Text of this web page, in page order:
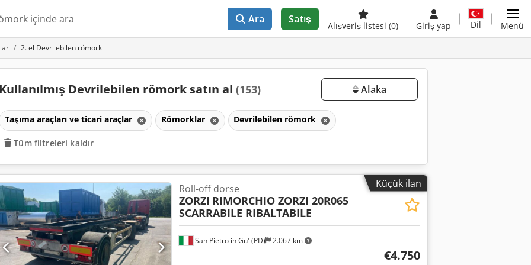
Ara Satış
Alışveriş listesi (0) Giriş yap Dil Menü
2. el Devrilebilen römork
Kullanılmış Devrilebilen römork satın al (153) Alaka
Taşıma araçları ve ticari araçlar Römorklar Devrilebilen römork
Tüm filtreleri kaldır
Küçük ilan
San Pietro in Gu' (PD) 2.067 km
Roll-off dorse
ZORZI RIMORCHIO ZORZI 20R065
SCARRABILE RIBALTABILE
€4.750